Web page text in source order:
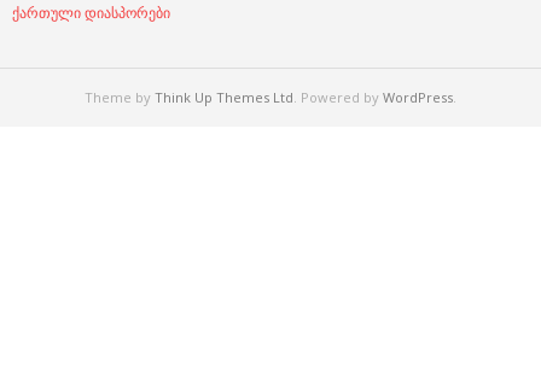
ქართული დიასპორები
Theme by Think Up Themes Ltd. Powered by WordPress.